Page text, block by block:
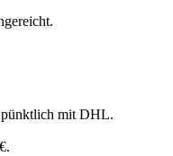
pünktlich mit DHL.
€.